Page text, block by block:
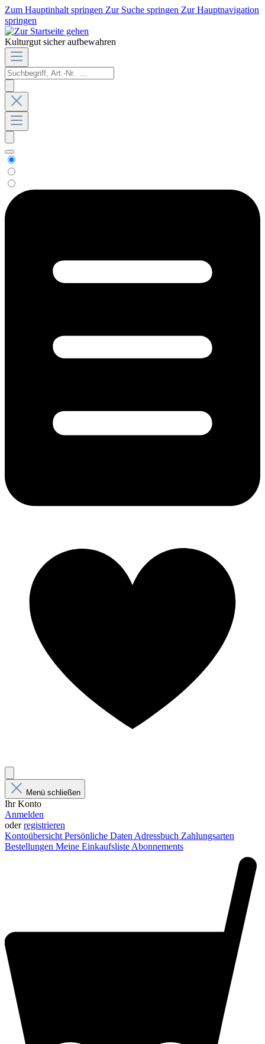
Zum Hauptinhalt springen Zur Suche springen Zur Hauptnavigation
springen
Kulturgut sicher aufbewahren
Menü schließen
Ihr Konto
Anmelden
oderregistrieren
Kontoübersicht Persönliche Daten Adressbuch Zahlungsarten
Bestellungen Meine Einkaufsliste Abonnements